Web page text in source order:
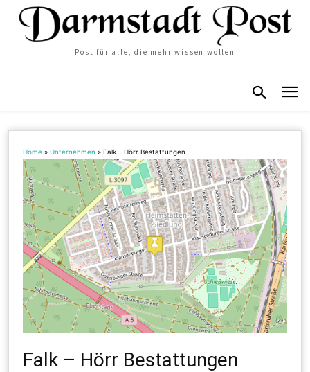
Post für alle, die mehr wissen wollen
Home »Unternehmen »Falk – Hörr Bestattungen
Falk – Hörr Bestattungen